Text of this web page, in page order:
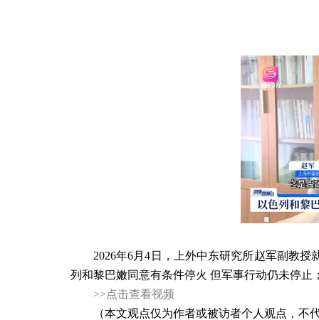
2026年6月4 日，上外中东研究所赵军副教授
列和黎巴嫩同意有条件停火 但军事行动仍未停止
>>点击查看视频
（本文观点仅为作者或被访者个人观点，不